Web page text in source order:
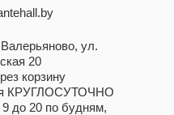
ул.
20
корзину
КРУГЛОСУТОЧНО
до 20 по будням,